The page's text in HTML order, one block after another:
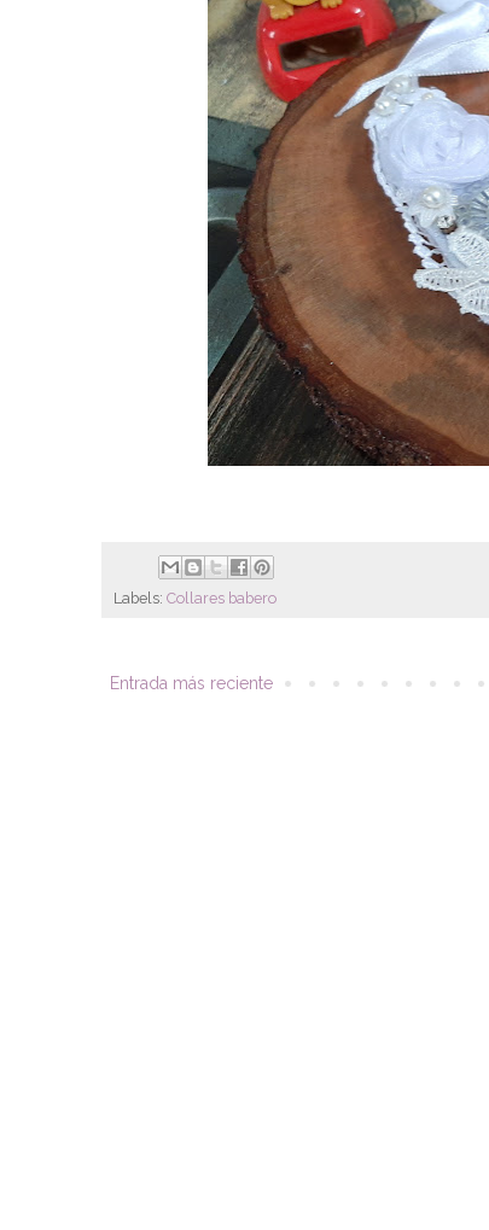
Labels: Collares babero
Entrada más reciente